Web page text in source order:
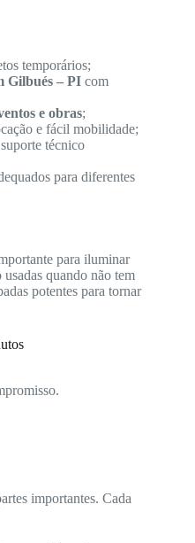
temporários;
Gilbués – PI com
e obras;
e fácil mobilidade;
técnico
para diferentes
para iluminar
quando não tem
potentes para tornar
importantes. Cada